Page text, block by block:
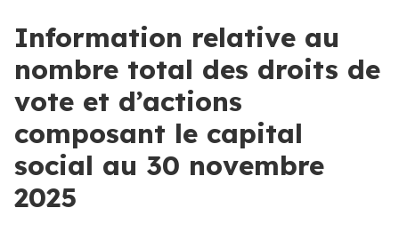
Information relative au
nombre total des droits de
vote et d’actions
composant le capital
social au 30 novembre
2025